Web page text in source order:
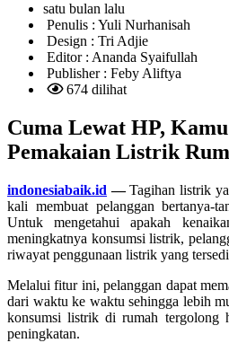
satu bulan lalu
Penulis : Yuli Nurhanisah
Design : Tri Adjie
Editor : Ananda Syaifullah
Publisher : Feby Aliftya
674 dilihat
Cuma Lewat HP,
Pemakaian Listrik
indonesiabaik.id —Tagihan listrik
kali membuat pelanggan bertanya-
Untuk mengetahui apakah
meningkatnya konsumsi listrik,
riwayat penggunaan listrik yang
Melalui fitur ini, pelanggan dapat
dari waktu ke waktu sehingga lebih
konsumsi listrik di rumah tergolong
peningkatan.